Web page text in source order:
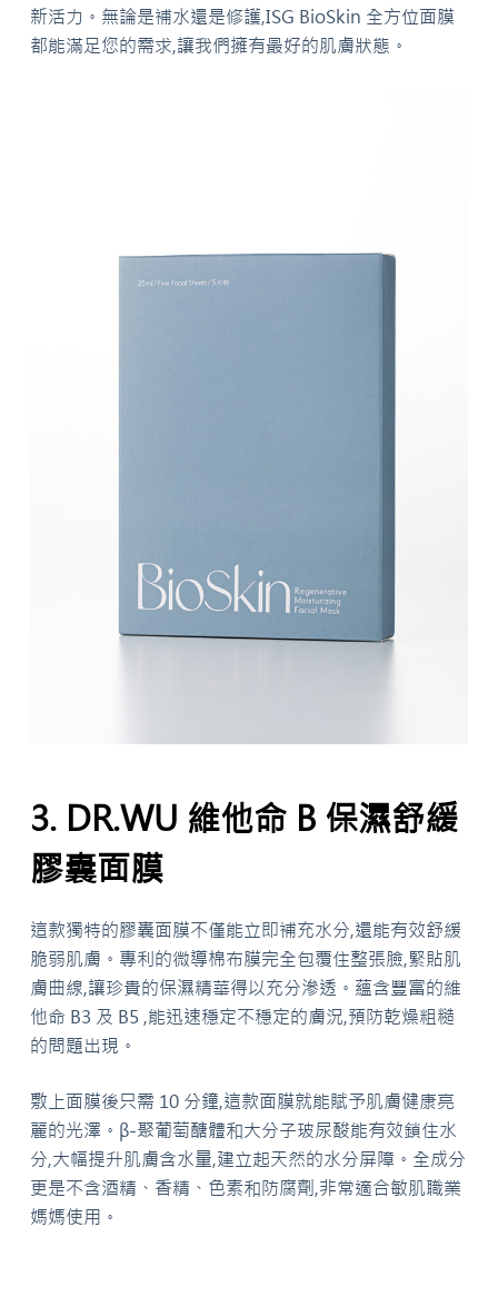
新活力。無論是補水還是修護,ISG BioSkin 全方位面膜
都能滿足您的需求,讓我們擁有最好的肌膚狀態。
3. DR.WU 維他命 B 保濕舒緩
膠囊面膜
這款獨特的膠囊面膜不僅能立即補充水分,還能有效舒緩
脆弱肌膚。專利的微導棉布膜完全包覆住整張臉,緊貼肌
膚曲線,讓珍貴的保濕精華得以充分滲透。蘊含豐富的維
他命 B3 及 B5 ,能迅速穩定不穩定的膚況,預防乾燥粗糙
的問題出現。
敷上面膜後只需 10 分鐘,這款面膜就能賦予肌膚健康亮
麗的光澤。β-聚葡萄醣體和大分子玻尿酸能有效鎖住水
分,大幅提升肌膚含水量,建立起天然的水分屏障。全成分
更是不含酒精、香精、色素和防腐劑,非常適合敏肌職業
媽媽使用。